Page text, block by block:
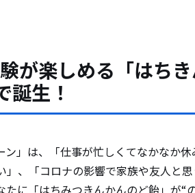
リーズ
イプ）
ティックタイプ）
が楽しめる「はち
誕生！
ン」は、「仕事が忙しくてなかなか
、「コロナの影響で家族や友人と
に「はちみつきんかんのど飴」が“